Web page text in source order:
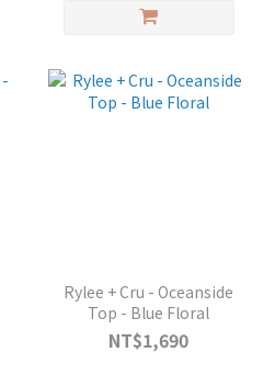
Rylee + Cru - Oceanside
Top - Blue Floral
NT$1,690